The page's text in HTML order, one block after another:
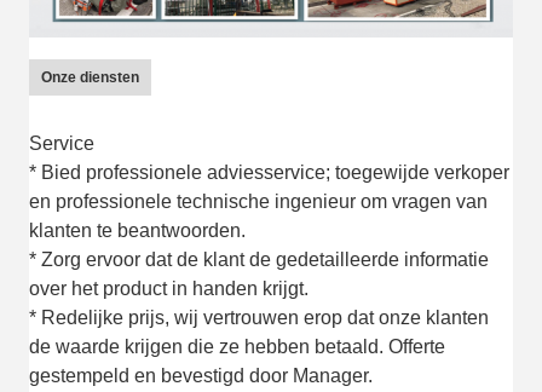
Onze diensten
Service
* Bied professionele adviesservice; toegewijde verkoper
en professionele technische ingenieur om vragen van
klanten te beantwoorden.
* Zorg ervoor dat de klant de gedetailleerde informatie
over het product in handen krijgt.
* Redelijke prijs, wij vertrouwen erop dat onze klanten
de waarde krijgen die ze hebben betaald. Offerte
gestempeld en bevestigd door Manager.